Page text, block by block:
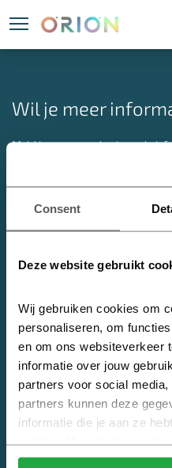
Consent
Deze website gebruikt
Wij gebruiken cookies om
personaliseren, om
en om ons websiteverkeer
informatie over jouw
partners voor social
partners kunnen deze
informatie die je aan ze
verzameld op basis van
Klik hier voor meer
Wil je meer
Meld je aan voor de nieuwsbrief
Heijmans Vastgoed B.V. |
info@oriondenhaag.nl
Binckhorst, komt ORION. Een
m2 aan bedrijvigheid en 180
jouw universum!
Alles weten over nieuwbouw?
online hulp bij het kopen van